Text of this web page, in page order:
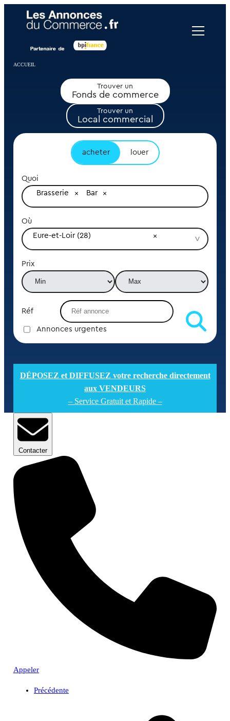
ACCUEIL
Trouver un
Fonds de commerce
Trouver un
Local commercial
acheter louer
Quoi
Brasserie
Bar
Où
Eure-et-Loir (28)
Prix
Réf
Annonces urgentes
DÉPOSEZ et DIFFUSEZ votre recherche directement
aux VENDEURS
– Service Gratuit et Rapide –
Contacter
Appeler
Précédente
Panneau de gestion des cookies